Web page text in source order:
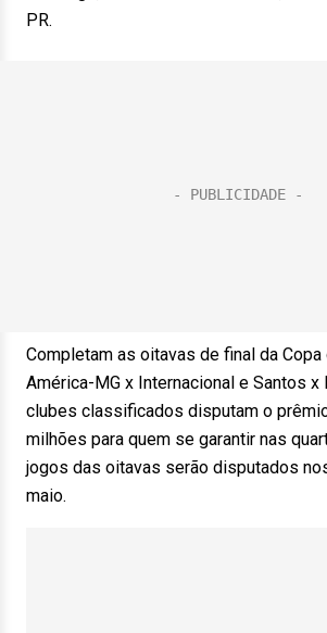
PR.
Completam as oitavas de final da Copa
América-MG x Internacional e Santos x
clubes classificados disputam o
milhões para quem se garantir nas
jogos das oitavas serão disputados
maio.